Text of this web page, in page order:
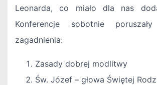
Leonarda, co miało dla nas
Konferencje sobotnie
zagadnienia:
Zasady dobrej modlitwy
Św. Józef – głowa Świętej